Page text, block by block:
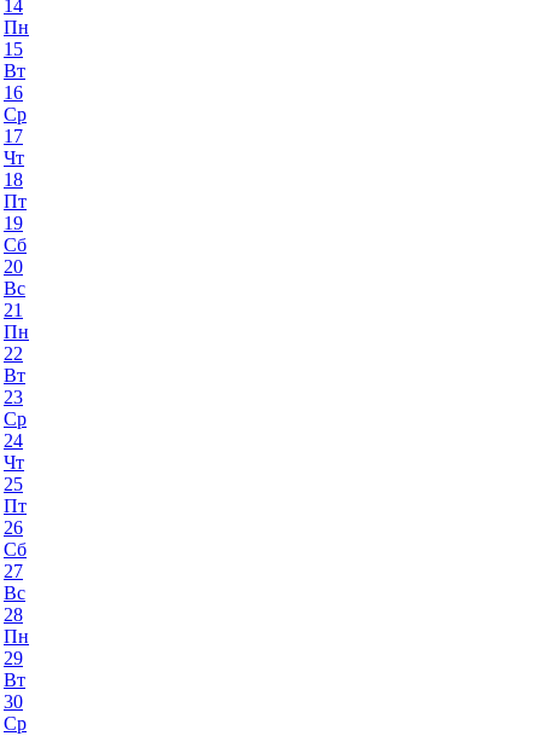
14
Пн
15
Вт
16
Ср
17
Чт
18
Пт
19
Сб
20
Вс
21
Пн
22
Вт
23
Ср
24
Чт
25
Пт
26
Сб
27
Вс
28
Пн
29
Вт
30
Ср